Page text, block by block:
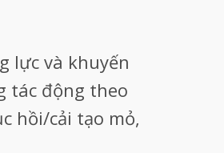
lực và khuyến
tác động theo
hồi/cải tạo mỏ,